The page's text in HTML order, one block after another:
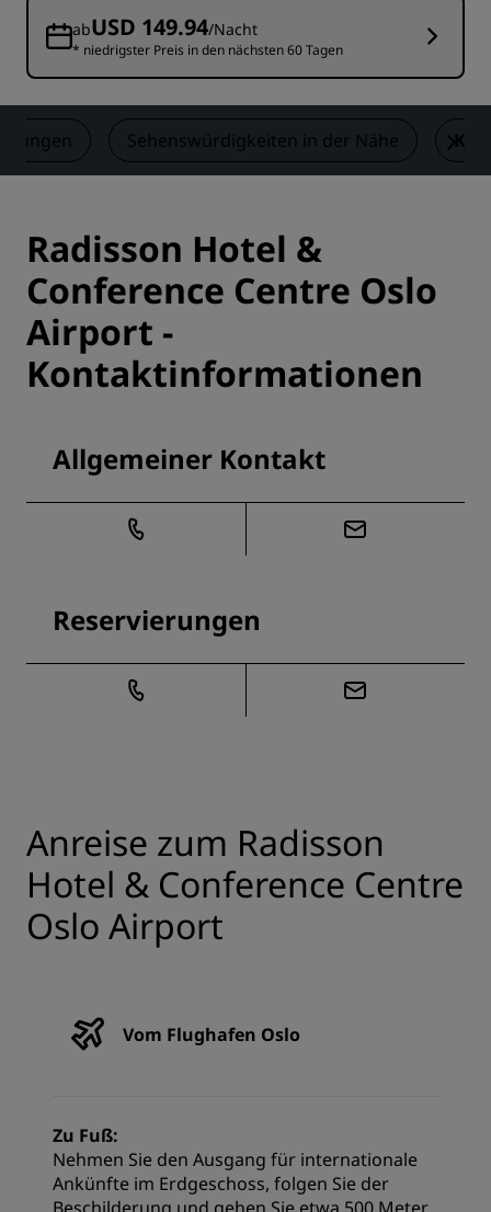
abUSD 149.94/Nacht
* niedrigster Preis in den nächsten 60 Tagen
Sehenswürdigkeiten in der Nähe
Radisson Hotel &
Conference Centre Oslo
Airport -
Kontaktinformationen
Allgemeiner Kontakt
Reservierungen
Anreise zum Radisson
Hotel & Conference Centre
Oslo Airport
Vom Flughafen Oslo
Zu Fuß:
Nehmen Sie den Ausgang für internationale
Ankünfte im Erdgeschoss, folgen Sie der